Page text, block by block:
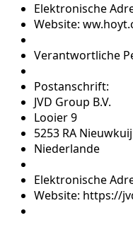
Elektronische
Website:
Verantwortliche
Postanschrift:
JVD Group B.V.
Looier 9
5253 RA
Niederlande
Elektronische
Website: https://